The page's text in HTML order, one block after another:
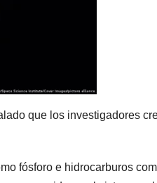
que los investigadores
fósforo e hidrocarburos